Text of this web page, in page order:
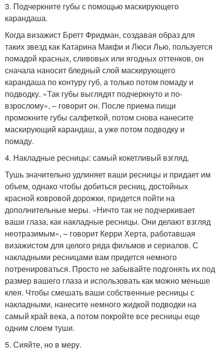
3. Подчеркните губы с помощью маскирующего
карандаша.
Когда визажист Бретт Фридман, создавая образ для
таких звезд как Катарина Макфи и Люси Лью, пользуется
помадой красных, сливовых или ягодных оттенков, он
сначала наносит бледный слой маскирующего
карандаша по контуру губ, а только потом помаду и
подводку. «Так губы выглядят подчеркнуто и по-
взрослому», – говорит он. После приема пищи
промокните губы салфеткой, потом снова нанесите
маскирующий карандаш, а уже потом подводку и
помаду.
4. Накладные ресницы: самый кокетливый взгляд.
Тушь значительно удлиняет ваши ресницы и придает им
объем, однако чтобы добиться ресниц, достойных
красной ковровой дорожки, придется пойти на
дополнительные меры. «Ничто так не подчеркивает
ваши глаза, как накладные ресницы. Они делают взгляд
неотразимым», – говорит Керри Херта, работавшая
визажистом для целого ряда фильмов и сериалов. С
накладными ресницами вам придется немного
потренироваться. Просто не забывайте подгонять их под
размер вашего глаза и использовать как можно меньше
клея. Чтобы смешать ваши собственные ресницы с
накладными, нанесите немного жидкой подводки на
самый край века, а потом покройте все ресницы еще
одним слоем туши.
5. Сияйте, но в меру.